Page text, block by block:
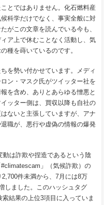
とではありません。化石燃料産
科学だけでなく、事実全般に対
がこの文章を読んでいる今も、
ア上で休むことなく活動し、気
種を蒔いているのです。
を勢い付かせています。メディ
ン・マスク氏がツイッター社を
を含め、ありとあらゆる憎悪と
ッター側は、買収以降も自社の
ないと主張していますが、アナ
職が、悪行や虚偽の情報の爆発
動は詐欺や捏造であるという陰
」（気候詐欺）の
件未満から、7月には8万
しました。このハッシュタグ
結果の上位3項目に入っていま